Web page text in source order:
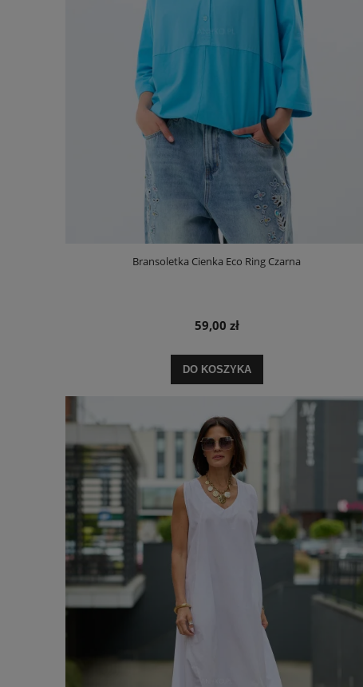
Bransoletka Cienka Eco Ring Czarna
59,00 zł
DO KOSZYKA